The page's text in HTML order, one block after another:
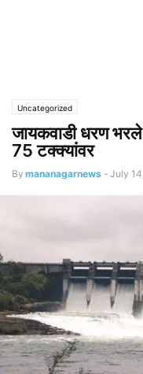
Uncategorized
जायकवाडी धरण
75 टक्क्यांवर
By mananagarnews - July